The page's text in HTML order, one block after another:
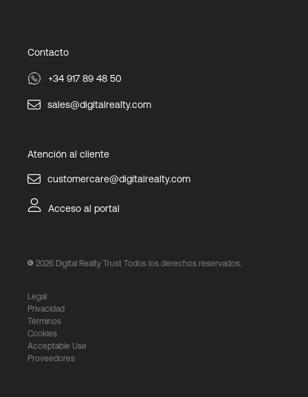
Contacto
+34 917 89 48 50
sales@digitalrealty.com
Atención al cliente
customercare@digitalrealty.com
Acceso al portal
2026 Digital Realty Trust Todos los derechos reservados.
Legal
Privacidad
Términos
Cookies
Acceptable Use
Proveedores